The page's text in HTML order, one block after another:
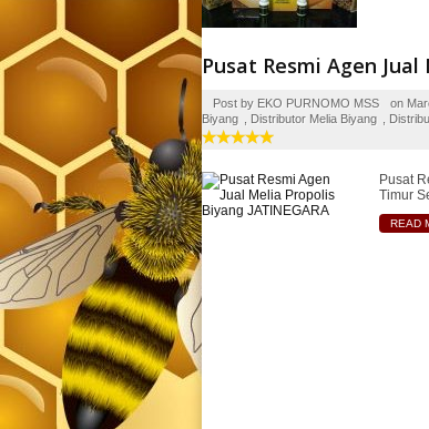
Pusat Resmi Agen
Post by EKO PURNOMO MSS on
Biyang
Distributor Melia Biyang
Pusat
Timur
READ